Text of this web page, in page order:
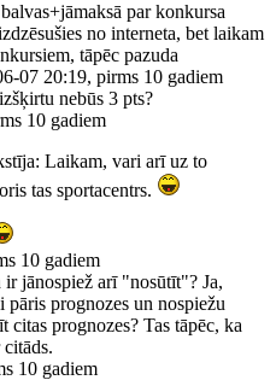
par konkursa
no interneta, bet laikam
tāpēc pazuda
07 20:19, pirms 10 gadiem
nebūs 3 pts?
10 gadiem
Laikam, vari arī uz to
tas sportacentrs.
10 gadiem
jānospiež arī "nosūtīt"? Ja,
prognozes un nospiežu
prognozes? Tas tāpēc, ka
10 gadiem